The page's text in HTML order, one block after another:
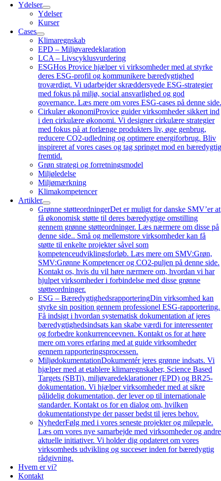
Ydelser
Ydelser
Kurser
Cases
Klimaregnskab
EPD – Miljøvaredeklaration
LCA – Livscyklusvurdering
ESGHos Provice hjælper vi virksomheder med at styrke
deres ESG-profil og kommunikere bæredygtighed
troværdigt. Vi udarbejder skræddersyede ESG-strategier
med fokus på miljø, social ansvarlighed og god
governance. Læs mere om vores ESG-cases på denne
Cirkulær økonomiProvice guider virksomheder sikkert ind
i den cirkulære økonomi. Vi designer cirkulære strategier
med fokus på at forlænge produkters liv, øge genbrug,
reducere CO2-udledning og optimere energiforbrug. Bliv
inspireret af vores cases og tag springet mod en
fremtid.
Grøn strategi og forretningsmodel
Miljøledelse
Miljømærkning
Klimakompetencer
Artikler
Grønne støtteordningerDet er muligt for danske SMV’er at
få økonomisk støtte til deres bæredygtige omstilling
gennem grønne støtteordninger. Læs nærmere om disse på
denne side.. Små og mellemstore virksomheder kan få
støtte til enkelte projekter såvel som
kompetenceudviklingsforløb. Læs mere om SMV:Grøn,
SMV:Grønne Kompetencer og CO2-puljen på denne side.
Kontakt os, hvis du vil høre nærmere om, hvordan vi har
hjulpet virksomheder i forbindelse med disse grønne
støtteordninger.
ESG – BæredygtighedsrapporteringDin virksomhed kan
styrke sin position gennem professionel ESG-rapportering.
Få indsigt i hvordan systematisk dokumentation af jeres
bæredygtighedsindsats kan skabe værdi for interessenter
og forbedre konkurrenceevnen. Kontakt os for at høre
mere om vores erfaring med at guide virksomheder
gennem rapporteringsprocessen.
MiljødokumentationDokumentér jeres grønne indsats. Vi
hjælper med at etablere klimaregnskaber, Science Based
Targets (SBTi), miljøvaredeklarationer (EPD) og BR25-
dokumentation. Vi hjælper virksomheder med at sikre
pålidelig dokumentation, der lever op til internationale
standarder. Kontakt os for en dialog om, hvilken
dokumentationstype der passer bedst til jeres behov.
NyhederFølg med i vores seneste projekter og milepæle.
Læs om vores nye samarbejde med virksomheder og andre
aktuelle initiativer. Vi holder dig opdateret om vores
virksomheds udvikling og succeser inden for bæredygtig
rådgivning.
Hvem er vi?
Kontakt